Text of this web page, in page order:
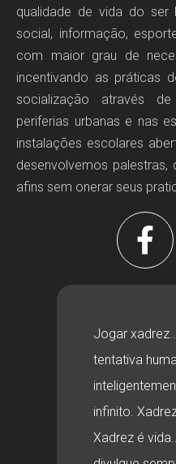
qualidade de vida do ser
social, informação,
com maior grau de
incentivando as práticas
socialização através
periferias urbanas e nas
instalações escolares
desenvolvemos palestras,
afins sem onerar seus
Jogar
tentativa
infinito.
Xadrez é